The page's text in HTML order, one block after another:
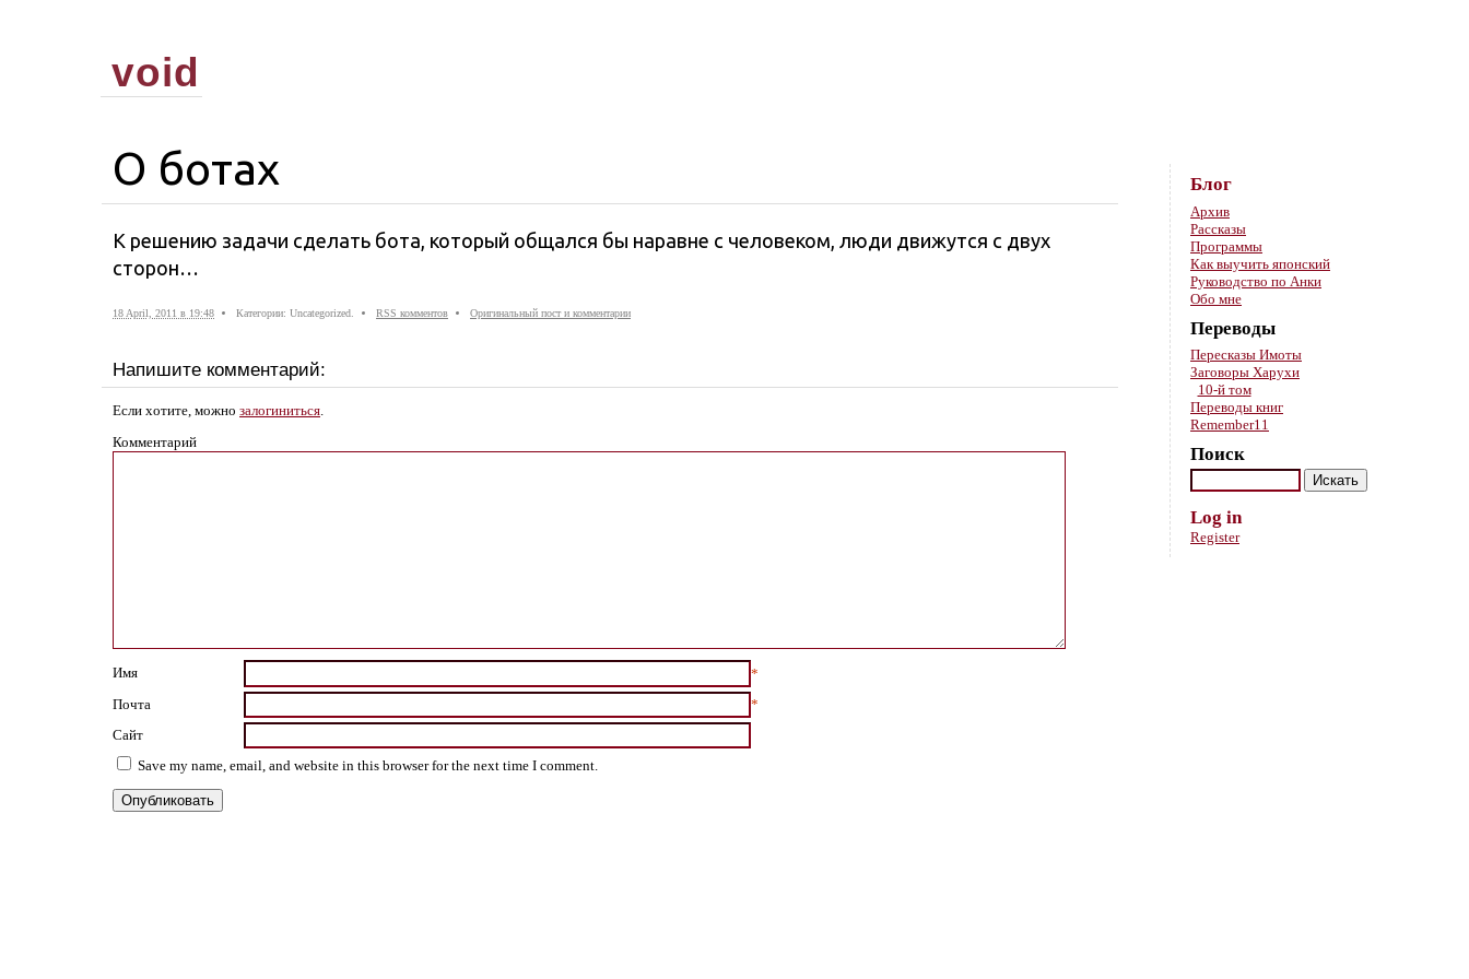
void
О ботах
К решению задачи сделать бота, который общался бы наравне с человеком, люди движутся с двух
сторон…
18 April, 2011 в 19:48 Категории: Uncategorized. RSS комментов Оригинальный пост и комментарии
Напишите комментарий:
Если хотите, можно залогиниться.
Комментарий
Имя
*
Почта
*
Сайт
Save my name, email, and website in this browser for the next time I comment.
Блог
Архив
Рассказы
Программы
Как выучить японский
Руководство по Анки
Обо мне
Переводы
Пересказы Имоты
Заговоры Харухи
10-й том
Переводы книг
Remember11
Поиск
Log in
Register